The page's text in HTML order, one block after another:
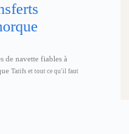
de navette fiables à
Tarifs et tout ce qu'il faut